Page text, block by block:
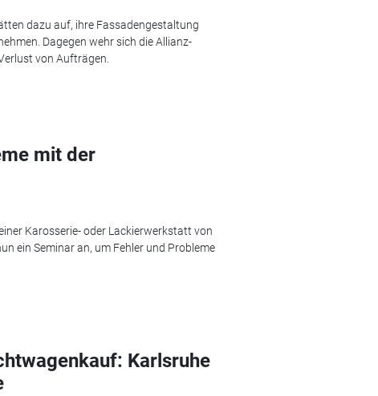
dazu auf, ihre Fassadengestaltung
Dagegen wehr sich die Allianz-
von Aufträgen.
mit der
Karosserie- oder Lackierwerkstatt von
ein Seminar an, um Fehler und Probleme
Karlsruhe